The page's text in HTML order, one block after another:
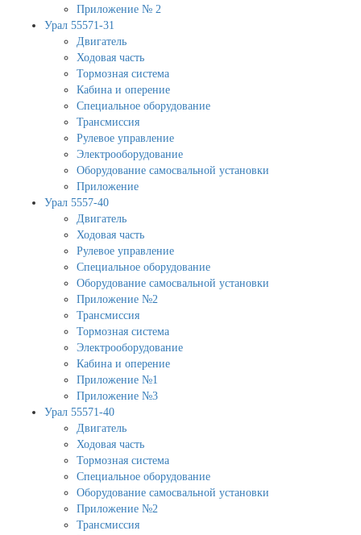
Приложение № 2
Урал 55571-31
Двигатель
Ходовая часть
Тормозная система
Кабина и оперение
Специальное оборудование
Трансмиссия
Рулевое управление
Электрооборудование
Оборудование самосвальной установки
Приложение
Урал 5557-40
Двигатель
Ходовая часть
Рулевое управление
Специальное оборудование
Оборудование самосвальной установки
Приложение №2
Трансмиссия
Тормозная система
Электрооборудование
Кабина и оперение
Приложение №1
Приложение №3
Урал 55571-40
Двигатель
Ходовая часть
Тормозная система
Специальное оборудование
Оборудование самосвальной установки
Приложение №2
Трансмиссия